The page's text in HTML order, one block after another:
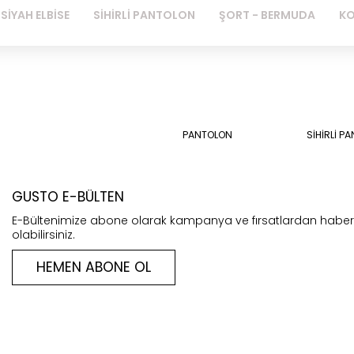
SİYAH ELBİSE SİHİRLİ PANTOLON ŞORT - BERMUDA
PANTOLON SİHİRLİ
GUSTO E-BÜLTEN
E-Bültenimize abone olarak kampanya ve fırsatlardan
olabilirsiniz.
HEMEN ABONE OL